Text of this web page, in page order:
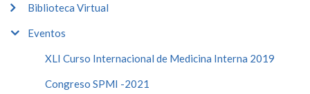
Biblioteca Virtual
Eventos
XLI Curso Internacional de Medicina Interna 2019
Congreso SPMI -2021